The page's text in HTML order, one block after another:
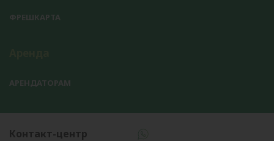
ФРЕШКАРТА
АРЕНДАТОРАМ
Контакт-центр